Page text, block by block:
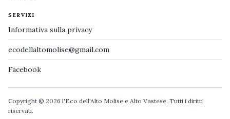
SERVIZI
Informativa sulla privacy
ecodellaltomolise@gmail.com
Facebook
Copyright © 2026 l'Eco dell'Alto Molise e Alto Vastese. Tutti i diritti
riservati.